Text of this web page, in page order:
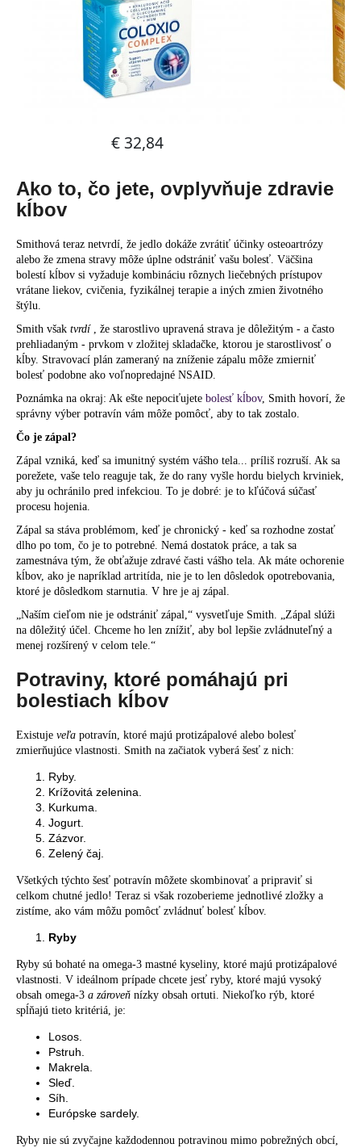
Ako to, čo jete, ovplyvňuje zdravie
kĺbov
Smithová teraz netvrdí, že jedlo dokáže zvrátiť účinky osteoartrózy
alebo že zmena stravy môže úplne odstrániť vašu bolesť. Väčšina
bolestí kĺbov si vyžaduje kombináciu rôznych liečebných prístupov
vrátane liekov, cvičenia, fyzikálnej terapie a iných zmien životného
štýlu.
Smith však tvrdí , že starostlivo upravená strava je dôležitým - a často
prehliadaným - prvkom v zložitej skladačke, ktorou je starostlivosť o
kĺby. Stravovací plán zameraný na zníženie zápalu môže zmierniť
bolesť podobne ako voľnopredajné NSAID.
Poznámka na okraj: Ak ešte nepociťujete bolesť kĺbov, Smith hovorí, že
správny výber potravín vám môže pomôcť, aby to tak zostalo.
Čo je zápal?
Zápal vzniká, keď sa imunitný systém vášho tela... príliš rozruší. Ak sa
porežete, vaše telo reaguje tak, že do rany vyšle hordu bielych krviniek,
aby ju ochránilo pred infekciou. To je dobré: je to kľúčová súčasť
procesu hojenia.
Zápal sa stáva problémom, keď je chronický - keď sa rozhodne zostať
dlho po tom, čo je to potrebné. Nemá dostatok práce, a tak sa
zamestnáva tým, že obťažuje zdravé časti vášho tela. Ak máte ochorenie
kĺbov, ako je napríklad artritída, nie je to len dôsledok opotrebovania,
ktoré je dôsledkom starnutia. V hre je aj zápal.
„Naším cieľom nie je odstrániť zápal,“ vysvetľuje Smith. „Zápal slúži
na dôležitý účel. Chceme ho len znížiť, aby bol lepšie zvládnuteľný a
menej rozšírený v celom tele.“
Potraviny, ktoré pomáhajú pri
bolestiach kĺbov
Existuje veľa potravín, ktoré majú protizápalové alebo bolesť
zmierňujúce vlastnosti. Smith na začiatok vyberá šesť z nich:
Ryby.
Krížovitá zelenina.
Kurkuma.
Jogurt.
Zázvor.
Zelený čaj.
Všetkých týchto šesť potravín môžete skombinovať a pripraviť si
celkom chutné jedlo! Teraz si však rozoberieme jednotlivé zložky a
zistíme, ako vám môžu pomôcť zvládnuť bolesť kĺbov.
Ryby
Ryby sú bohaté na omega-3 mastné kyseliny, ktoré majú protizápalové
vlastnosti. V ideálnom prípade chcete jesť ryby, ktoré majú vysoký
obsah omega-3 a zároveň nízky obsah ortuti. Niekoľko rýb, ktoré
spĺňajú tieto kritériá, je:
Losos.
Pstruh.
Makrela.
Sleď.
Síh.
Európske sardely.
Ryby nie sú zvyčajne každodennou potravinou mimo pobrežných obcí,